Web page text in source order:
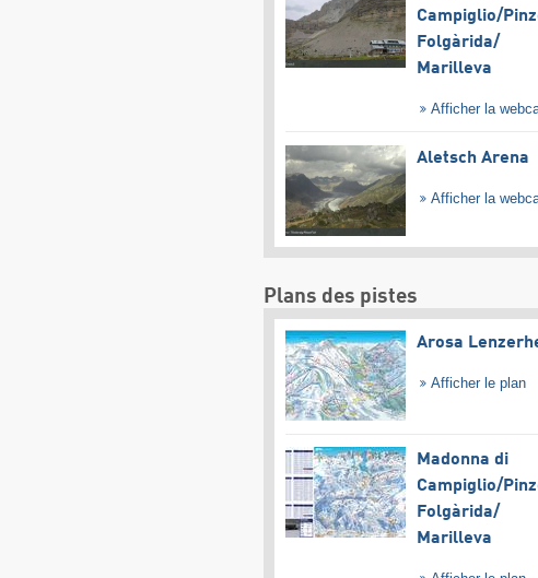
Campiglio/​
Folgàrida/​
Marilleva
Afficher la
Aletsch Arena
Afficher la
Plans des pistes
Arosa
Afficher le plan
Madonna di
Campiglio/​
Folgàrida/​
Marilleva